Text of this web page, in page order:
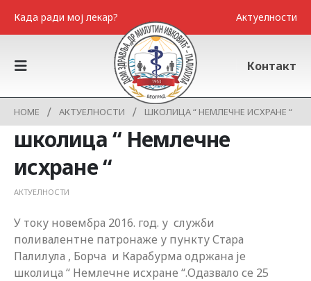
Када ради мој лекар? Актуелности
Контакт
HOME АКТУЕЛНОСТИ ШКОЛИЦА “ НЕМЛЕЧНЕ ИСХРАНЕ “
школица “ Немлечне
исхране “
АКТУЕЛНОСТИ
У току новембра 2016. год. у служби
поливалентне патронаже у пункту Стара
Палилула , Борча и Карабурма одржана је
школица “ Немлечне исхране “.Одазвало се 25